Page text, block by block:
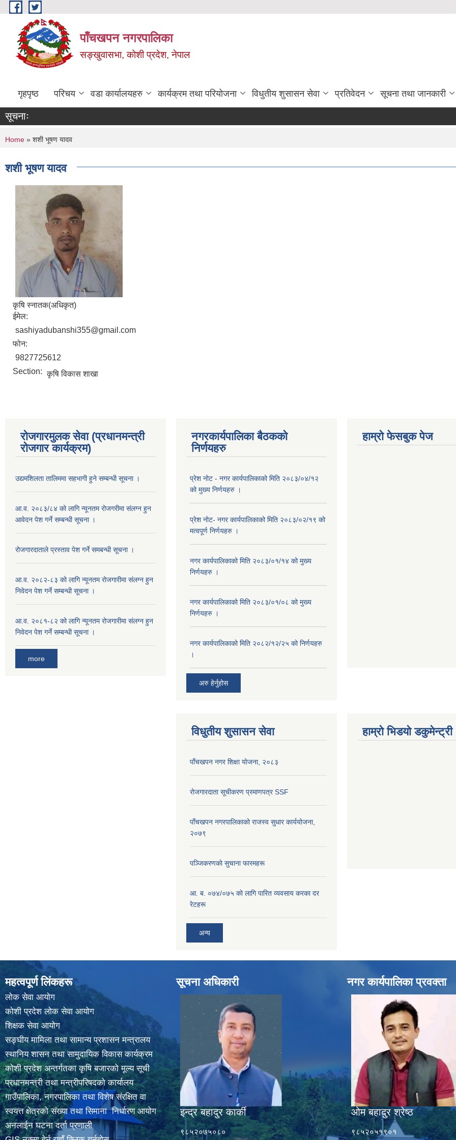
Skip to main content
पाँचखपन नगरपालिका
सङ्खु‍वासभा, कोशी प्रदेश, नेपाल
गृहपृष्ठ परिचय वडा कार्यालयहरु कार्यक्रम तथा परियोजना विधुतीय शुसासन सेवा प्रतिवेदन सूचना तथा जानकारी
सूचनाः
You are here
Home » शशी भूषण यादव
शशी भूषण यादव
कृषि स्नातक(अधिकृत)
ईमेल:
sashiyadubanshi355@gmail.com
फोन:
9827725612
Section: कृषि विकास शाखा
रोजगारमुलक सेवा (प्रधानमन्त्री
रोजगार कार्यक्रम)
उद्यमशिलता तालिममा सहभागी हुने सम्बन्धी सूचना ।
आ.व. २०८३/८४ को लागि न्यूनतम रोजगरीमा संलग्न हुन
आवेदन पेश गर्ने सम्बन्धी सूचना ।
रोजगारदाताले प्रस्ताव पेश गर्ने समबन्धी सूचना ।
आ.व. २०८२-८३ को लागि न्यूनतम रोजगारीमा संलग्न हुन
निवेदन पेश गर्ने सम्बन्धी सूचना ।
आ.व. २०८१-८२ को लागि न्यूनतम रोजगारीमा संलग्न हुन
निवेदन पेश गर्ने सम्बन्धी सूचना ।
more
नगरकार्यपालिका बैठकको
निर्णयहरु
प्रेश नोट - नगर कार्यपालिकाको मिति २०८३/०४/१२
को मुख्य निर्णयहरु ।
प्रेश नोट- नगर कार्यपालिकाको मिति २०८३/०२/१९ को
मत्वपूर्ण निर्णयहरु ।
नगर कार्यपालिकाको मिति २०८३/०१/१४ को मुख्य
निर्णयहरु ।
नगर कार्यपालिकाको मिति २०८३/०१/०८ को मुख्य
निर्णयहरु ।
नगर कार्यपालिकाको मिति २०८२/१२/२५ को निर्णयहरु
।
अरु हेर्नुहोस
हाम्रो फेसबुक पेज
विधुतीय शुसासन सेवा
पाँचखपन नगर शिक्षा योजना, २०८३
रोजगारदाता सूचीकरण प्रमाणपत्र SSF
पाँचखपन नगरपालिकाको राजस्व सुधार कार्ययोजना,
२०७९
पञ्जिकरणकाे सुचाना फारमहरू
आ. ब. ०७४/०७५ काे लागि पारित व्यवसाय करका दर
रेटहरू
अन्य
हाम्रो भिडयो डकुमेन्ट्री
महत्वपूर्ण लिंकहरू
लाेक सेवा आयाेग
कोशी प्रदेश लोक सेवा आयोग
शिक्षक सेवा आयाेग
सङ्‍घीय मामिला तथा सामान्य प्रशासन मन्त्रालय
स्थानिय शासन तथा सामुदायिक विकास कार्यक्रम
कोशी प्रदेश अन्तर्गतका कृषि बजारको मूल्य सूची
प्रधानमन्त्री तथा मन्त्रीपरिषदकाे कार्यालय
गाउँपालिका, नगरपालिका तथा विशेष संरक्षित वा
स्वयत्त क्षेत्रकाे संख्या तथा सिमाना निर्धारण आयाेग
अनलाईन घटना दर्ता प्रणाली
सूचना अधिकारी
इन्द्र बहादुर कार्की
९८५२०७५०८०
नगर कार्यपालिका प्रवक्ता
ओम बहादुर श्रेष्ठ
९८५२०५१९०१